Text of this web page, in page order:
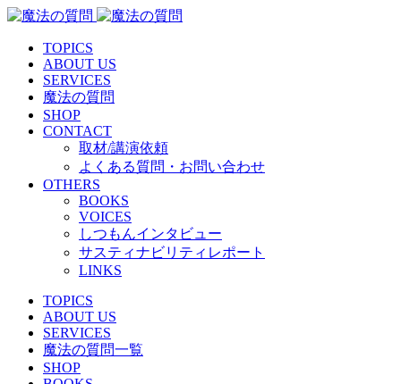
TOPICS
ABOUT US
SERVICES
魔法の質問
SHOP
CONTACT
取材/講演依頼
よくある質問・お問い合わせ
OTHERS
BOOKS
VOICES
しつもんインタビュー
サスティナビリティレポート
LINKS
TOPICS
ABOUT US
SERVICES
魔法の質問一覧
SHOP